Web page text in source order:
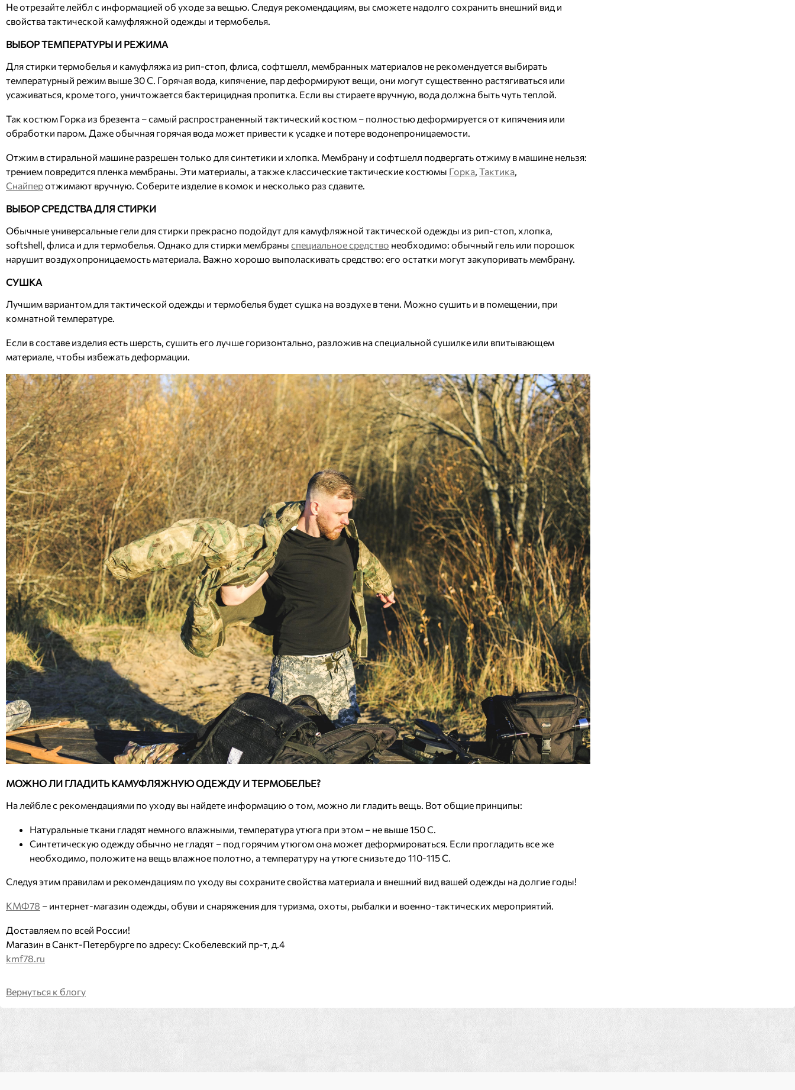
Не отрезайте лейбл с информацией об уходе за вещью. Следуя рекомендациям, вы сможете надолго сохранить внешний вид и
свойства тактической камуфляжной одежды и термобелья.
ВЫБОР ТЕМПЕРАТУРЫ И РЕЖИМА
Для стирки термобелья и камуфляжа из рип-стоп, флиса, софтшелл, мембранных материалов не рекомендуется выбирать
температурный режим выше 30 С. Горячая вода, кипячение, пар деформируют вещи, они могут существенно растягиваться или
усаживаться, кроме того, уничтожается бактерицидная пропитка. Если вы стираете вручную, вода должна быть чуть теплой.
Так костюм Горка из брезента – самый распространенный тактический костюм – полностью деформируется от кипячения или
обработки паром. Даже обычная горячая вода может привести к усадке и потере водонепроницаемости.
Отжим в стиральной машине разрешен только для синтетики и хлопка. Мембрану и софтшелл подвергать отжиму в машине нельзя:
трением повредится пленка мембраны. Эти материалы, а также классические тактические костюмы Горка, Тактика,
Снайперотжимают вручную. Соберите изделие в комок и несколько раз сдавите.
ВЫБОР СРЕДСТВА ДЛЯ СТИРКИ
Обычные универсальные гели для стирки прекрасно подойдут для камуфляжной тактической одежды из рип-стоп, хлопка,
softshell, флиса и для термобелья. Однако для стирки мембраны специальное средство необходимо: обычный гель или порошок
нарушит воздухопроницаемость материала. Важно хорошо выполаскивать средство: его остатки могут закупоривать мембрану.
СУШКА
Лучшим вариантом для тактической одежды и термобелья будет сушка на воздухе в тени. Можно сушить и в помещении, при
комнатной температуре.
Если в составе изделия есть шерсть, сушить его лучше горизонтально, разложив на специальной сушилке или впитывающем
материале, чтобы избежать деформации.
МОЖНО ЛИ ГЛАДИТЬ КАМУФЛЯЖНУЮ ОДЕЖДУ И ТЕРМОБЕЛЬЕ?
На лейбле с рекомендациями по уходу вы найдете информацию о том, можно ли гладить вещь. Вот общие принципы:
Натуральные ткани гладят немного влажными, температура утюга при этом – не выше 150 С.
Синтетическую одежду обычно не гладят – под горячим утюгом она может деформироваться. Если прогладить все же
необходимо, положите на вещь влажное полотно, а температуру на утюге снизьте до 110-115 С.
Следуя этим правилам и рекомендациям по уходу вы сохраните свойства материала и внешний вид вашей одежды на долгие годы!
КМФ78 – интернет-магазин одежды, обуви и снаряжения для туризма, охоты, рыбалки и военно-тактических мероприятий.
Доставляем по всей России!
Магазин в Санкт-Петербурге по адресу: Скобелевский пр-т, д.4
kmf78.ru
Вернуться к блогу